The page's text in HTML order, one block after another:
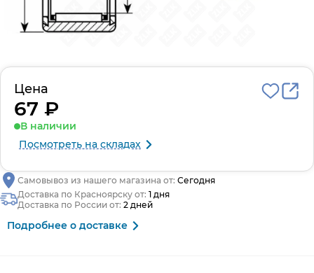
Цена
67 ₽
В наличии
Посмотреть на складах
Самовывоз из нашего магазина от: Сегодня
Доставка по Красноярску от: 1 дня
Доставка по России от: 2 дней
Подробнее о доставке